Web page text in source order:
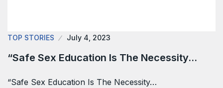
TOP STORIES July 4, 2023
“Safe Sex Education Is The Necessity…
“Safe Sex Education Is The Necessity…